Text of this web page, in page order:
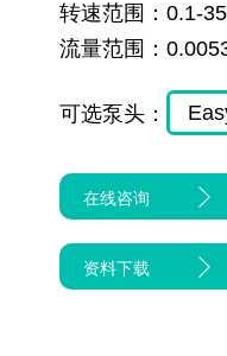
转速范围： 0.1-
流量范围：
可选泵头：
在线咨询
资料下载